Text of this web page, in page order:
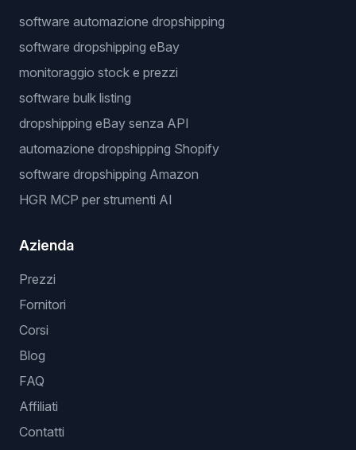
software automazione dropshipping
software dropshipping eBay
monitoraggio stock e prezzi
software bulk listing
dropshipping eBay senza API
automazione dropshipping Shopify
software dropshipping Amazon
HGR MCP per strumenti AI
Azienda
Prezzi
Fornitori
Corsi
Blog
FAQ
Affiliati
Contatti